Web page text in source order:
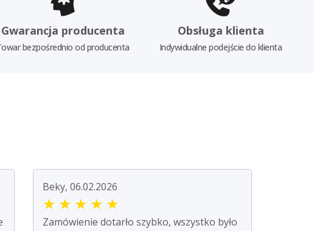
Gwarancja producenta
bezpośrednio od producenta
Obsługa klienta
Indywidualne podejście do klienta
Beky, 06.02.2026
★ ★ ★ ★ ★
Zamówienie dotarło szybko, wszystko było